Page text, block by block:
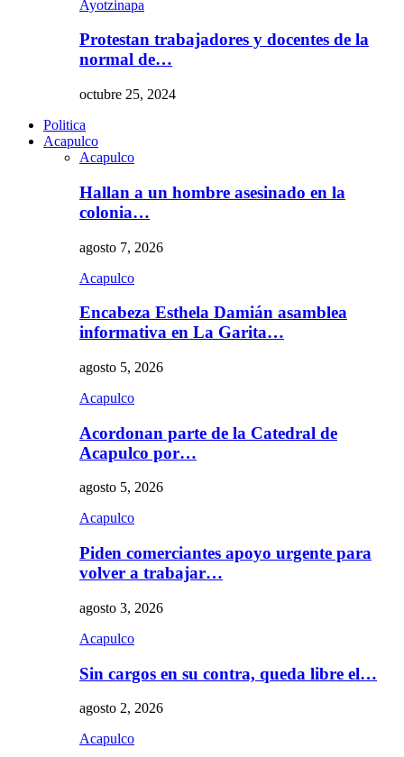
Ayotzinapa
Protestan trabajadores y docentes de la
normal de…
octubre 25, 2024
Politica
Acapulco
Acapulco
Hallan a un hombre asesinado en la
colonia…
agosto 7, 2026
Acapulco
Encabeza Esthela Damián asamblea
informativa en La Garita…
agosto 5, 2026
Acapulco
Acordonan parte de la Catedral de
Acapulco por…
agosto 5, 2026
Acapulco
Piden comerciantes apoyo urgente para
volver a trabajar…
agosto 3, 2026
Acapulco
Sin cargos en su contra, queda libre el…
agosto 2, 2026
Acapulco